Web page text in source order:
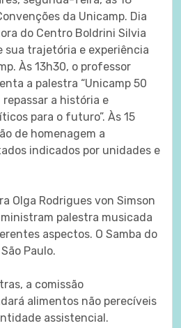
da Unicamp. Dia
do Centro Boldrini Silvia
sua trajetória e experiência
Às 13h30, o professor
a palestra “Unicamp 50
a história e
para o futuro”. Às 15
de homenagem a
indicados por unidades e
Olga Rodrigues von Simson
palestra musicada
aspectos. O Samba do
Paulo.
a comissão
alimentos não perecíveis
assistencial.